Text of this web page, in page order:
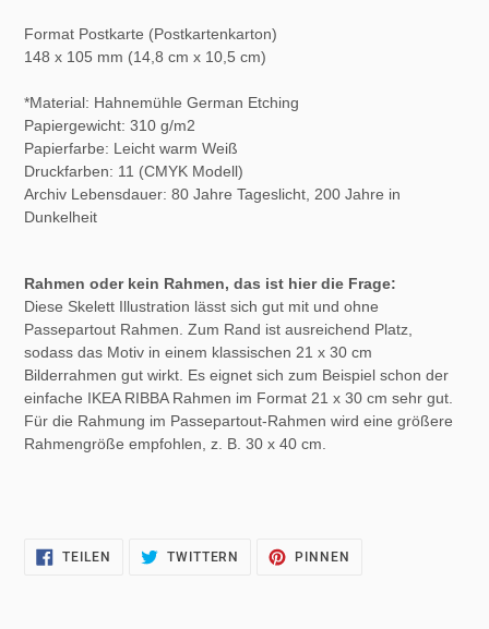
Format Postkarte (Postkartenkarton)
148 x 105 mm (14,8 cm x 10,5 cm)
*Material: Hahnemühle German Etching
Papiergewicht: 310 g/m2
Papierfarbe: Leicht warm Weiß
Druckfarben: 11 (CMYK Modell)
Archiv Lebensdauer: 80 Jahre Tageslicht, 200 Jahre in
Dunkelheit
Rahmen oder kein Rahmen, das ist hier die Frage:
Diese Skelett Illustration lässt sich gut mit und ohne
Passepartout Rahmen. Zum Rand ist ausreichend Platz,
sodass das Motiv in einem klassischen 21 x 30 cm
Bilderrahmen gut wirkt. Es eignet sich zum Beispiel schon der
einfache IKEA RIBBA Rahmen im Format 21 x 30 cm sehr gut.
Für die Rahmung im Passepartout-Rahmen wird eine größere
Rahmengröße empfohlen, z. B. 30 x 40 cm.
TEILEN
FACEBOOK
TWITTERN
TWITTER
PINNEN